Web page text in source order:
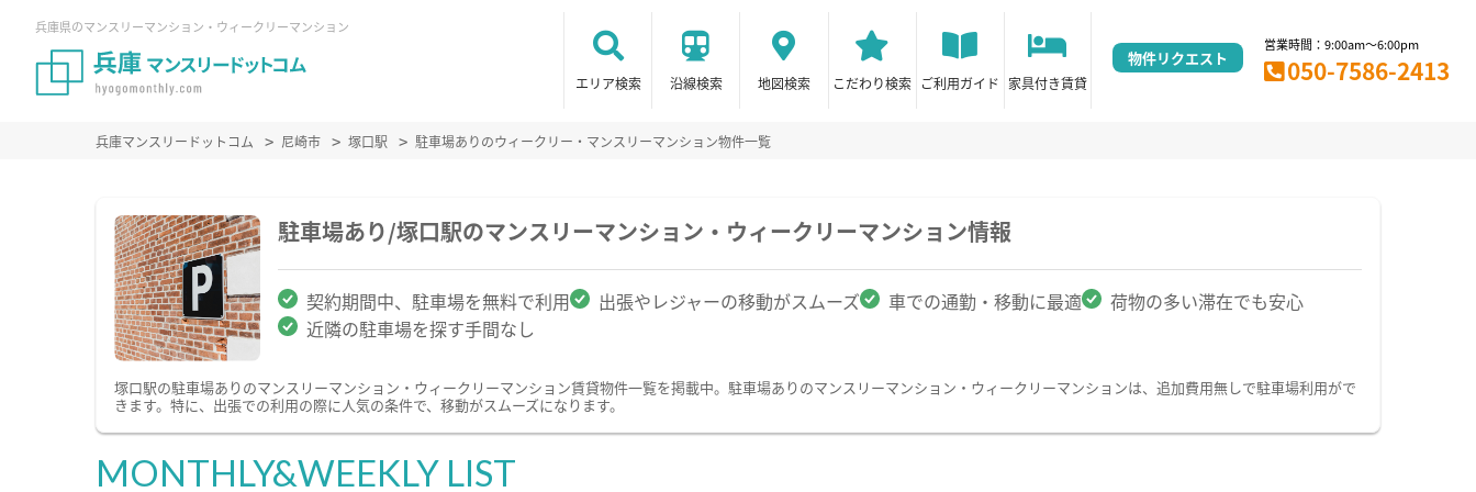
兵庫県のマンスリーマンション・ウィークリーマンション
エリア検索 沿線検索 地図検索 こだわり検索 ご利用ガイド 家具付き賃貸
物件リクエスト
営業時間：9:00am～6:00pm
050-7586-2413
兵庫マンスリードットコム 尼崎市 塚口駅 駐車場ありのウィークリー・マンスリーマンション物件一覧
駐車場あり/塚口駅のマンスリーマンション・ウィークリーマンション情報
契約期間中、駐車場を無料で利用 出張やレジャーの移動がスムーズ 車での通勤・移動に最適
荷物の多い滞在でも安心
近隣の駐車場を探す手間なし
塚口駅の駐車場ありのマンスリーマンション・ウィークリーマンション賃貸物件一覧を掲載中。駐車場ありのマンスリーマンション・ウィークリーマンションは、追加費用無しで駐車場利用がで
きます。特に、出張での利用の際に人気の条件で、移動がスムーズになります。
MONTHLY&WEEKLY LIST